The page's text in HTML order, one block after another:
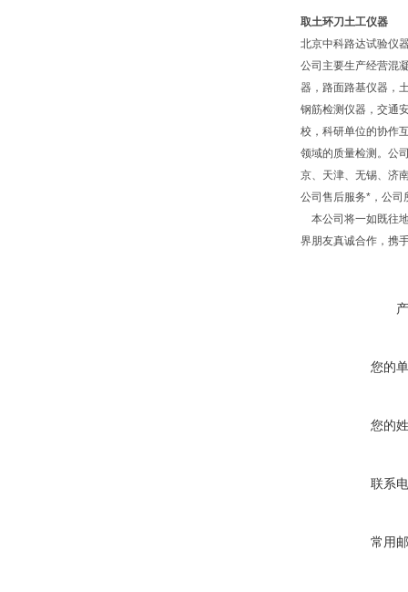
取土环刀土工仪器
北京中科路达试验仪
公司主要生产经营混
器，路面路基仪器，
钢筋检测仪器，交通
校，科研单位的协作
领域的质量检测。公
京、天津、无锡、济
公司售后服务*，公司
本公司将一如既往
界朋友真诚合作，携
您的
您的
联系
常用